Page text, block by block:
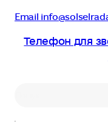
Email
Телефон для